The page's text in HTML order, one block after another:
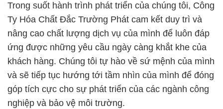
Trong suốt hành trình phát triển của chúng tôi, Công
Ty Hóa Chất Đắc Trường Phát cam kết duy trì và
nâng cao chất lượng dịch vụ của mình để luôn đáp
ứng được những yêu cầu ngày càng khắt khe của
khách hàng. Chúng tôi tự hào về sứ mệnh của mình
và sẽ tiếp tục hướng tới tầm nhìn của mình để đóng
góp tích cực cho sự phát triển của các ngành công
nghiệp và bảo vệ môi trường.